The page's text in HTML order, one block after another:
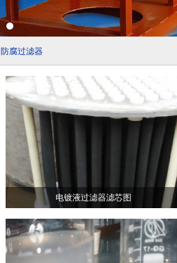
防腐过滤器
电镀液过滤器滤芯图